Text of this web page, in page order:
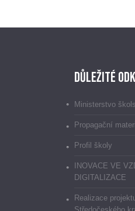
Důležité
Ministerstvo
Propagační
Profil školy
INOVACE VE
DIGITALIZACE
Realizace